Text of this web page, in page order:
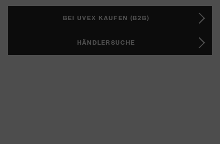
BEI UVEX KAUFEN (B2B)
HÄNDLERSUCHE